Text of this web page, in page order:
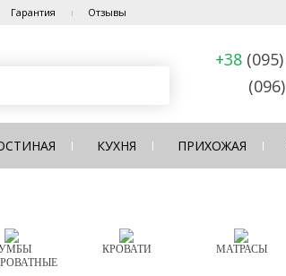
Гарантия Отзывы
+38 (095)
(096)
КУХНЯ ПРИХОЖАЯ
КРОВАТИ МАТРАСЫ